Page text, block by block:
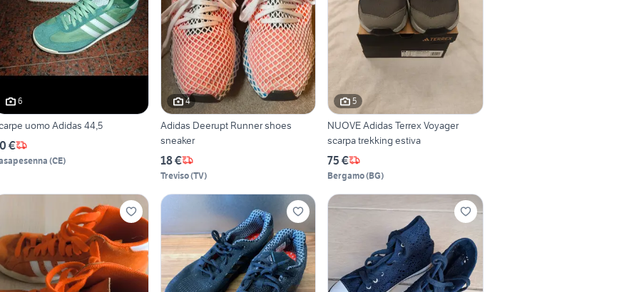
6
uomo Adidas 44,5
€
(CE)
4
Adidas Deerupt Runner shoes
sneaker
18 €
Treviso(TV)
5
NUOVE Adidas Terrex Voyager
scarpa trekking estiva
75 €
Bergamo(BG)